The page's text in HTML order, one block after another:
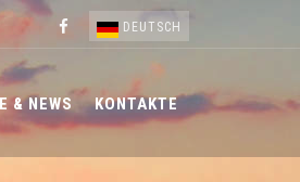
DEUTSCH
& NEWS KONTAKTE